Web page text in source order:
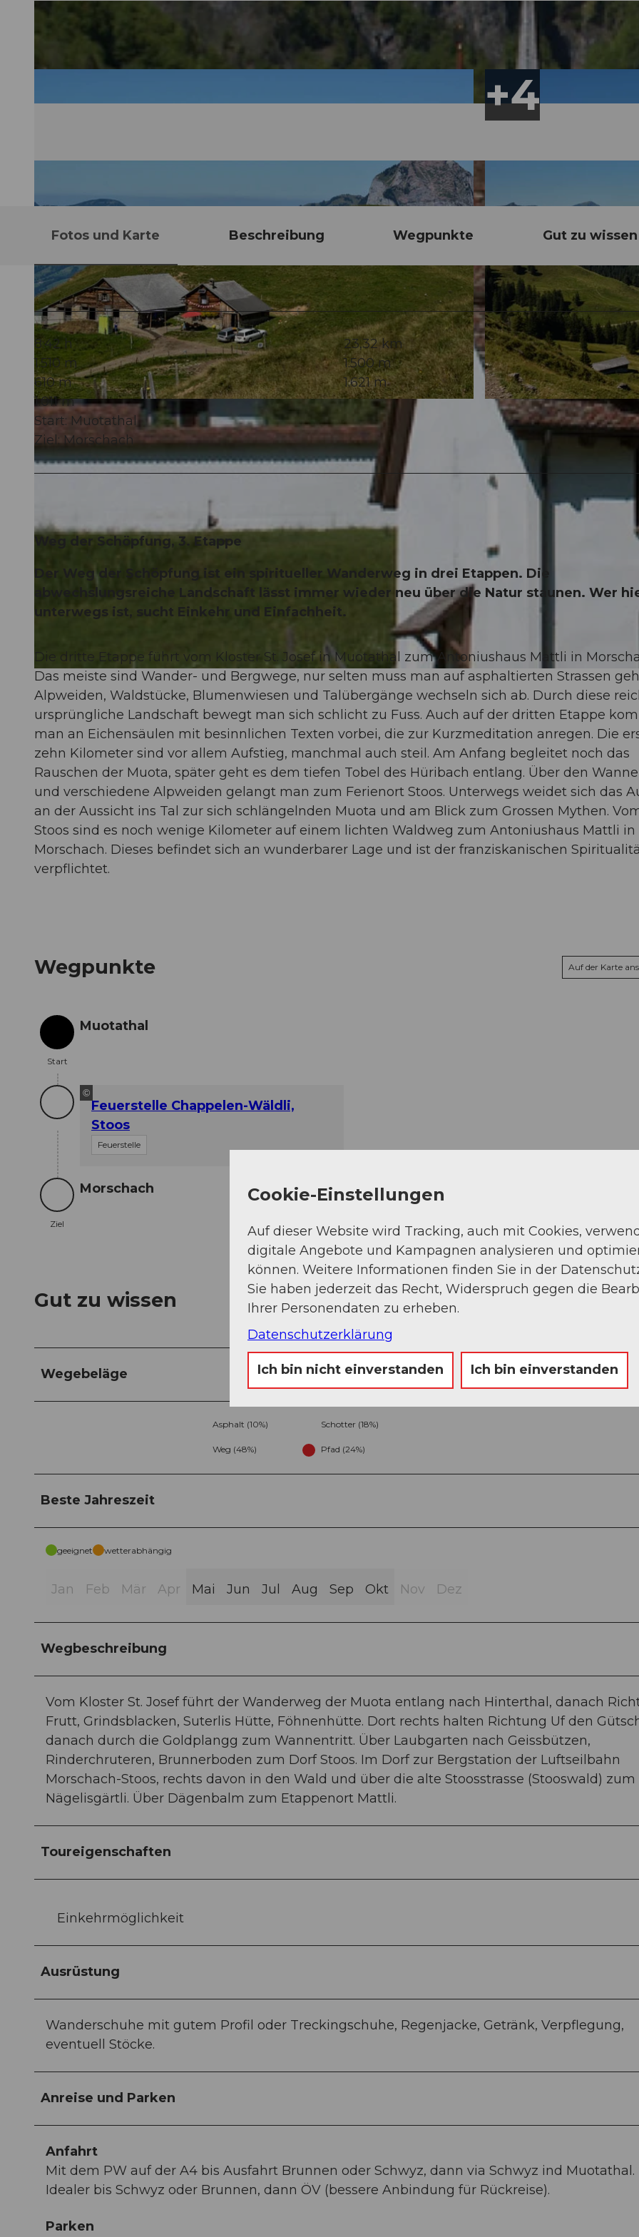
© Erhard Gick, Schwyzer Wanderwege
© Erhard Gick, Schwyzer Wanderwege © Erhard Gick, Schwyzer Wanderwege
Fotos und Karte Beschreibung Wegpunkte Gut zu wissen
8:42 h
23,32 km
1.510 m
1.500 m
610 m
1.621 m
1.011 m
Start: Muotathal
Ziel: Morschach
Weg der Schöpfung, 3. Etappe
Der Weg der Schöpfung ist ein spiritueller Wanderweg in drei Etappen. Die
abwechslungsreiche Landschaft lässt immer wieder neu über die Natur staunen. Wer
unterwegs ist, sucht Einkehr und Einfachheit.
Die dritte Etappe führt vom Kloster St. Josef in Muotathal zum Antoniushaus Mattli in
Das meiste sind Wander- und Bergwege, nur selten muss man auf asphaltierten Strassen
Alpweiden, Waldstücke, Blumenwiesen und Talübergänge wechseln sich ab. Durch diese
ursprüngliche Landschaft bewegt man sich schlicht zu Fuss. Auch auf der dritten Etappe
man an Eichensäulen mit besinnlichen Texten vorbei, die zur Kurzmeditation anregen. Die
zehn Kilometer sind vor allem Aufstieg, manchmal auch steil. Am Anfang begleitet noch das
Rauschen der Muota, später geht es dem tiefen Tobel des Hüribach entlang. Über den
und verschiedene Alpweiden gelangt man zum Ferienort Stoos. Unterwegs weidet sich das
an der Aussicht ins Tal zur sich schlängelnden Muota und am Blick zum Grossen Mythen.
Stoos sind es noch wenige Kilometer auf einem lichten Waldweg zum Antoniushaus Mattli in
Morschach. Dieses befindet sich an wunderbarer Lage und ist der franziskanischen
verpflichtet.
Wegpunkte Auf der Karte
Start
Start
Muotathal
©
Feuerstelle Chappelen-Wäldli,
Stoos
Feuerstelle
Ziel
Ziel
Morschach
Gut zu wissen
Wegebeläge
Asphalt (10%) Schotter (18%)
Weg (48%) Pfad (24%)
Beste Jahreszeit
geeignet wetterabhängig
Jan Feb Mär Apr Mai Jun Jul Aug Sep Okt Nov Dez
Wegbeschreibung
Vom Kloster St. Josef führt der Wanderweg der Muota entlang nach Hinterthal, danach
Frutt, Grindsblacken, Suterlis Hütte, Föhnenhütte. Dort rechts halten Richtung Uf den
danach durch die Goldplangg zum Wannentritt. Über Laubgarten nach Geissbützen,
Rinderchruteren, Brunnerboden zum Dorf Stoos. Im Dorf zur Bergstation der Luftseilbahn
Morschach-Stoos, rechts davon in den Wald und über die alte Stoosstrasse (Stooswald) zum
Nägelisgärtli. Über Dägenbalm zum Etappenort Mattli.
Toureigenschaften
Einkehrmöglichkeit
Ausrüstung
Wanderschuhe mit gutem Profil oder Treckingschuhe, Regenjacke, Getränk, Verpflegung,
eventuell Stöcke.
Anreise und Parken
Anfahrt
Mit dem PW auf der A4 bis Ausfahrt Brunnen oder Schwyz, dann via Schwyz ind Muotathal.
Idealer bis Schwyz oder Brunnen, dann ÖV (bessere Anbindung für Rückreise).
Parken
Cookie-Einstellungen
Auf dieser Website wird Tracking, auch mit Cookies,
digitale Angebote und Kampagnen analysieren und
können. Weitere Informationen finden Sie in der
Sie haben jederzeit das Recht, Widerspruch gegen die
Ihrer Personendaten zu erheben.
Datenschutzerklärung
Ich bin nicht einverstanden Ich bin einverstanden